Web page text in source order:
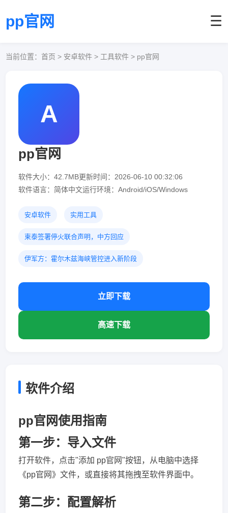
pp官网 ☰
当前位置：首页 > 安卓软件 > 工具软件 > pp官网
A
pp官网
软件大小：42.7MB更新时间：2026-06-10 00:32:06
软件语言：简体中文运行环境：Android/iOS/Windows
安卓软件 实用工具
柬泰签署停火联合声明，中方回应
伊军方：霍尔木兹海峡管控进入新阶段
立即下载
高速下载
软件介绍
pp官网使用指南
第一步：导入文件
打开软件，点击"添加 pp官网"按钮，从电脑中选择
《pp官网》文件，或直接将其拖拽至软件界面中。
第二步：配置解析